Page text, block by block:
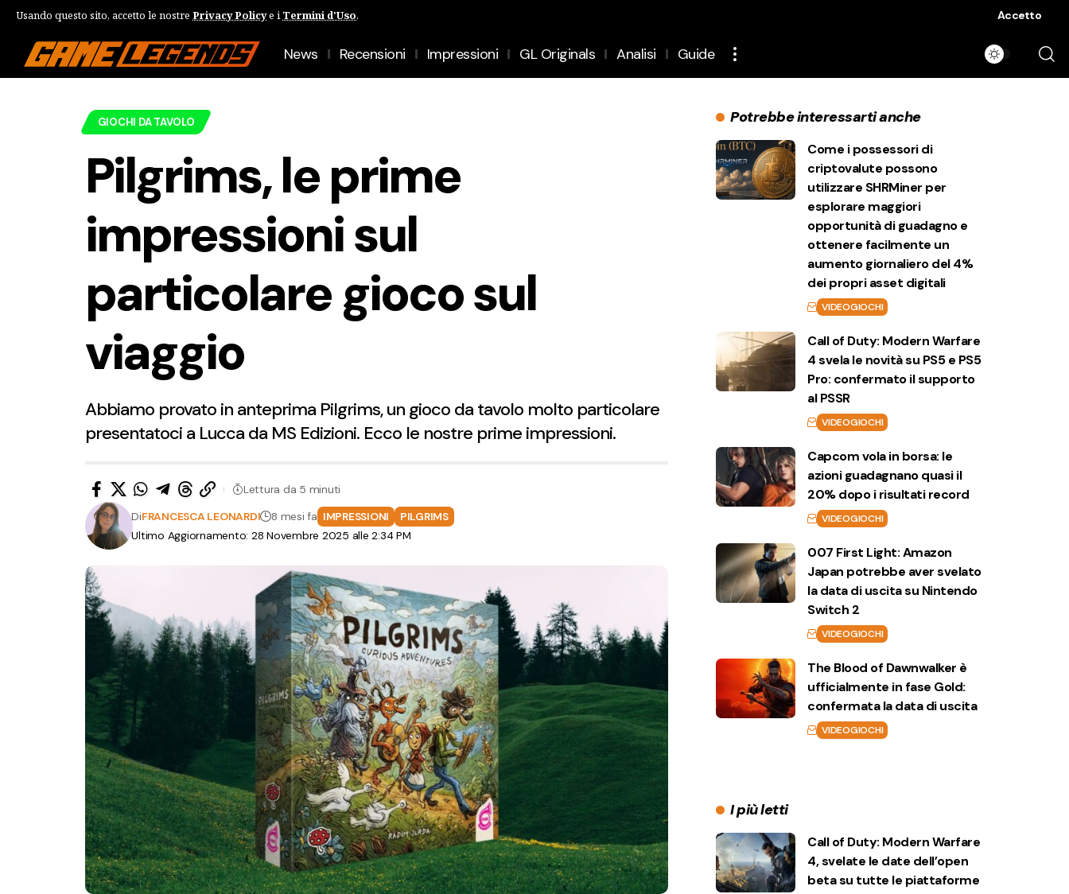
Usando questo sito, accetto le nostre Privacy Policye i Termini d'Uso. Accetto
News Recensioni Impressioni GL Originals Analisi Guide
GIOCHI DA TAVOLO
Pilgrims, le prime
impressioni sul
particolare gioco sul
viaggio
Abbiamo provato in anteprima Pilgrims, un gioco da tavolo molto particolare
presentatoci a Lucca da MS Edizioni. Ecco le nostre prime impressioni.
Ultimo Aggiornamento: 28 Novembre 2025 alle 2:34 PM
DiFRANCESCA LEONARDI 8 mesi fa IMPRESSIONI PILGRIMS
Lettura da 5 minuti
Potrebbe interessarti anche
Come i possessori di
criptovalute possono
utilizzare SHRMiner per
esplorare maggiori
opportunità di guadagno e
ottenere facilmente un
aumento giornaliero del 4%
dei propri asset digitali
VIDEOGIOCHI
Call of Duty: Modern Warfare
4 svela le novità su PS5 e PS5
Pro: confermato il supporto
al PSSR
VIDEOGIOCHI
Capcom vola in borsa: le
azioni guadagnano quasi il
20% dopo i risultati record
VIDEOGIOCHI
007 First Light: Amazon
Japan potrebbe aver svelato
la data di uscita su Nintendo
Switch 2
VIDEOGIOCHI
The Blood of Dawnwalker è
ufficialmente in fase Gold:
confermata la data di uscita
VIDEOGIOCHI
I più letti
Call of Duty: Modern Warfare
4, svelate le date dell’open
beta su tutte le piattaforme